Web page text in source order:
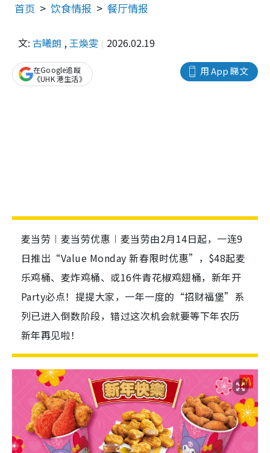
首页 饮食情报 餐厅情报
文: 古曦朗 ,王煥雯 2026.02.19
用 App 睇文
在Google追蹤
《UHK 港生活》
麦当劳︱麦当劳优惠︱麦当劳由2月14日起，一连9
日推出“Value Monday 新春限时优惠”，$48起麦
乐鸡桶、麦炸鸡桶、或16件青花椒鸡翅桶，新年开
Party必点！提提大家，一年一度的“招财福堡”系
列已进入倒数阶段，错过这次机会就要等下年农历
新年再见啦！